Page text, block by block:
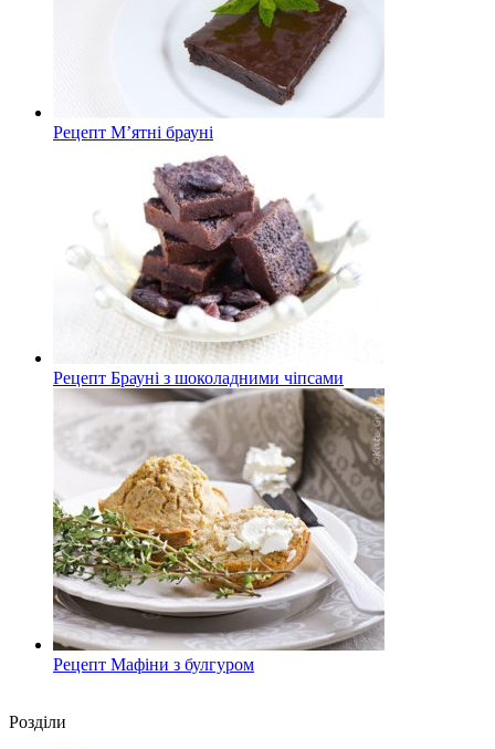
Рецепт М’ятні брауні
Рецепт Брауні з шоколадними чіпсами
Рецепт Мафіни з булгуром
Роздiли